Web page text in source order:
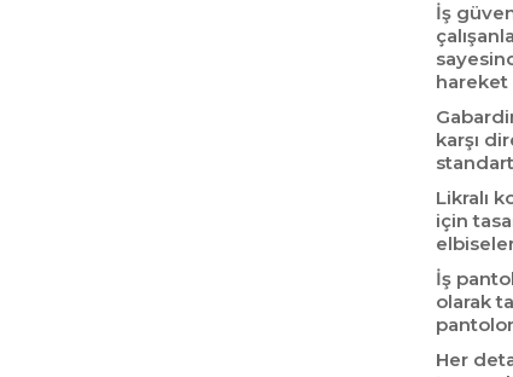
İş
hareket
karşı
Likralı
için
İş
olarak
Her